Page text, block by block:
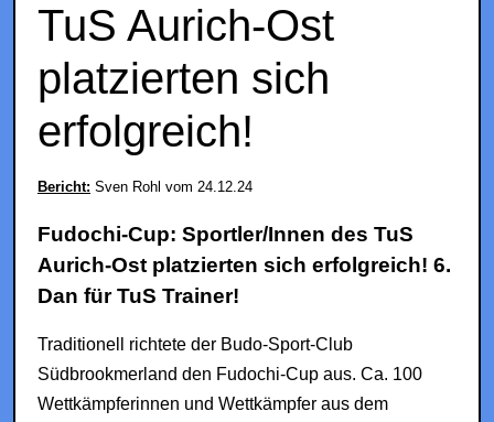
TuS Aurich-Ost
platzierten sich
erfolgreich!
Bericht: Sven Rohl vom 24.12.24
Fudochi-Cup: Sportler/Innen des TuS
Aurich-Ost platzierten sich erfolgreich! 6.
Dan für TuS Trainer!
Traditionell richtete der Budo-Sport-Club
Südbrookmerland den Fudochi-Cup aus. Ca. 100
Wettkämpferinnen und Wettkämpfer aus dem